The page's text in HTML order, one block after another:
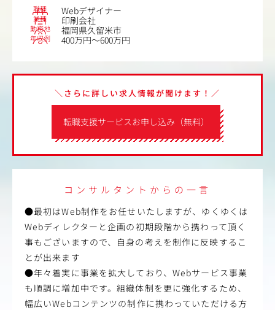
職種 Webデザイナー
業種 印刷会社
勤務地 福岡県久留米市
年収例 400万円～600万円
転職支援サービスお申し込み（無料）
＼さらに詳しい求人情報が聞けます！／
コンサルタントからの一言
●最初はWeb制作をお任せいたしますが、ゆくゆくは
Webディレクターと企画の初期段階から携わって頂く
事もございますので、自身の考えを制作に反映するこ
とが出来ます
●年々着実に事業を拡大しており、Webサービス事業
も順調に増加中です。組織体制を更に強化するため、
幅広いWebコンテンツの制作に携わっていただける方